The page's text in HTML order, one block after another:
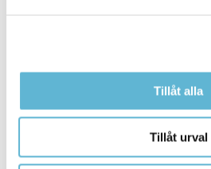
Tillåt alla
Tillåt urval
Fax: 0456-82 22 00